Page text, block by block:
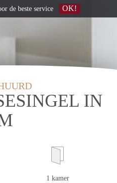
IN
1 kamer
de beste service OK!